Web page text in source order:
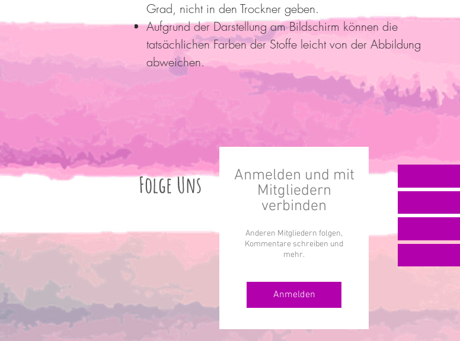
Grad, nicht in den Trockner geben.
Aufgrund der Darstellung am Bildschirm können die
tatsächlichen Farben der Stoffe leicht von der Abbildung
abweichen.
Folge Uns
Anmelden und mit
Mitgliedern
verbinden
Anderen Mitgliedern folgen,
Kommentare schreiben und
mehr.
Anmelden